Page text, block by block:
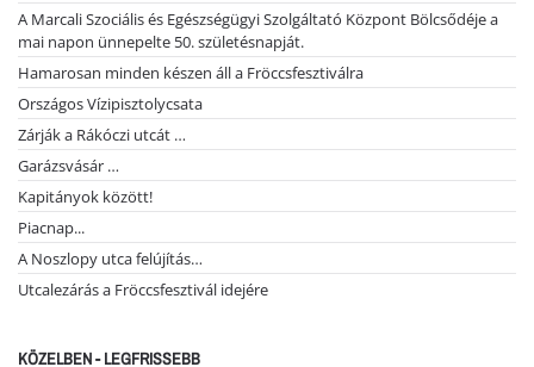
A Marcali Szociális és Egészségügyi Szolgáltató Központ Bölcsődéje a
mai napon ünnepelte 50. születésnapját.
Hamarosan minden készen áll a Fröccsfesztiválra
Országos Vízipisztolycsata
Zárják a Rákóczi utcát …
Garázsvásár …
Kapitányok között!
Piacnap...
A Noszlopy utca felújítás…
Utcalezárás a Fröccsfesztivál idejére
KÖZELBEN - LEGFRISSEBB